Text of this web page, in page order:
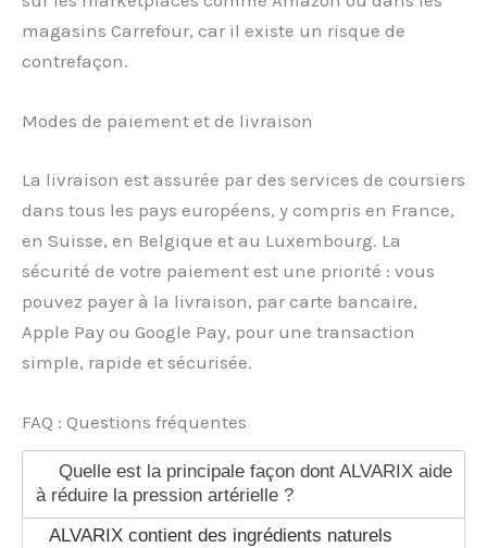
magasins Carrefour, car il existe un risque de
contrefaçon.
Modes de paiement et de livraison
La livraison est assurée par des services de coursiers
dans tous les pays européens, y compris en France,
en Suisse, en Belgique et au Luxembourg. La
sécurité de votre paiement est une priorité : vous
pouvez payer à la livraison, par carte bancaire,
Apple Pay ou Google Pay, pour une transaction
simple, rapide et sécurisée.
FAQ : Questions fréquentes
Quelle est la principale façon dont ALVARIX aide
à réduire la pression artérielle ?
ALVARIX contient des ingrédients naturels